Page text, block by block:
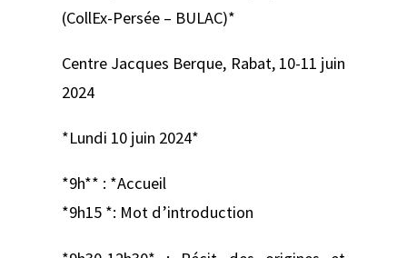
(CollEx-Persée – BULAC)*
Centre Jacques Berque, Rabat, 10-11 juin
2024
*Lundi 10 juin 2024*
*9h** : *Accueil
*9h15 *: Mot d’introduction